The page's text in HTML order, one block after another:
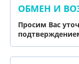
ОБМЕН И
Просим Вас